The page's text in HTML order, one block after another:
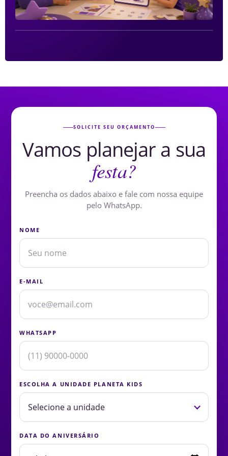
SOLICITE SEU ORÇAMENTO
Vamos planejar a sua
festa?
Preencha os dados abaixo e fale com nossa equipe
pelo WhatsApp.
NOME
E-MAIL
WHATSAPP
ESCOLHA A UNIDADE PLANETA KIDS
DATA DO ANIVERSÁRIO